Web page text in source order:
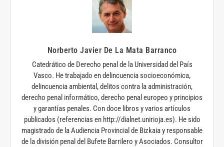
Norberto Javier De La Mata Barranco
Catedrático de Derecho penal de la Universidad del País
Vasco. He trabajado en delincuencia socioeconómica,
delincuencia ambiental, delitos contra la administración,
derecho penal informático, derecho penal europeo y principios
y garantías penales. Con doce libros y varios artículos
publicados (referencias en http://dialnet.unirioja.es). He sido
magistrado de la Audiencia Provincial de Bizkaia y responsable
de la división penal del Bufete Barrilero y Asociados. Consultor